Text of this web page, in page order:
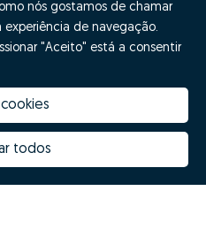
Privacidade
condições
de Litígios
nós gostamos de chamar
experiência de navegação.
"Aceito" está a consentir
todos